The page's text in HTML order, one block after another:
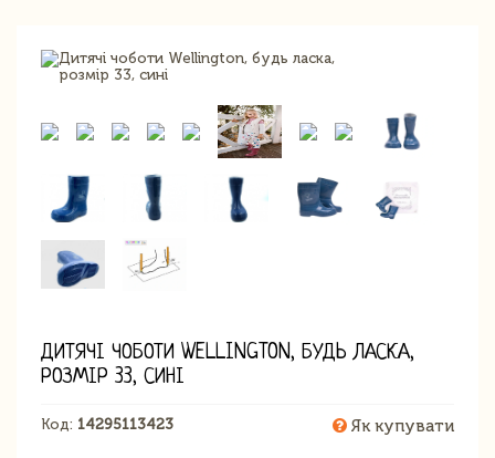
ДИТЯЧІ ЧОБОТИ WELLINGTON, БУДЬ ЛАСКА,
РОЗМІР 33, СИНІ
Код: 14295113423 Як купувати